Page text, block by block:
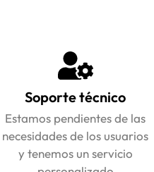
Soporte técnico
Estamos pendientes de las
necesidades de los usuarios
y tenemos un servicio